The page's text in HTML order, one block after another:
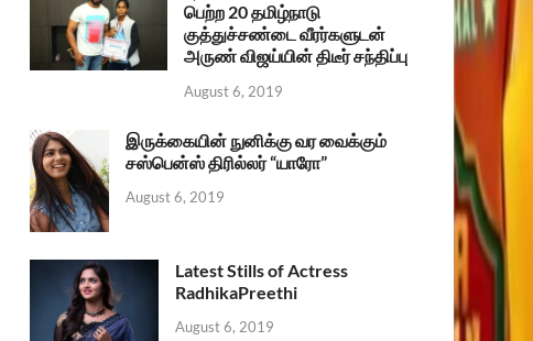
பெற்ற 20 தமிழ்நாடு
குத்துச்சண்டை வீரர்களுடன்
அருண் விஜய்யின் திடீர் சந்திப்பு
August 6, 2019
இருக்கையின் நுனிக்கு வர வைக்கும்
சஸ்பென்ஸ் திரில்லர் “யாரோ”
August 6, 2019
Latest Stills of Actress
RadhikaPreethi
August 6, 2019